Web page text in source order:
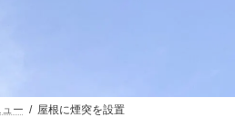
ー 屋根に煙突を設置